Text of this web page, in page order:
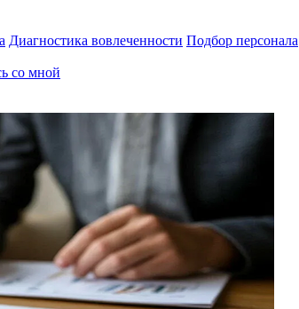
Диагностика вовлеченности Подбор персонала
со мной